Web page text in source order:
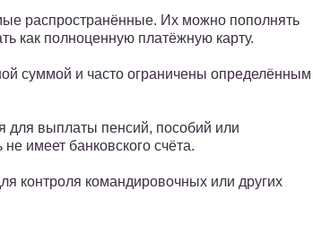
распространённые. Их можно пополнять
как полноценную платёжную карту.
суммой и часто ограничены определённым
для выплаты пенсий, пособий или
имеет банковского счёта.
контроля командировочных или других